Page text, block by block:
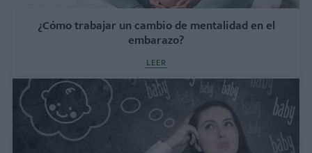
¿Cómo trabajar un cambio de mentalidad en el
embarazo?
LEER